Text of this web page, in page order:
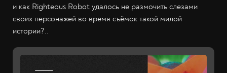
и как Righteous Robot удалось не размочить слезами
своих персонажей во время съёмок такой милой
истории?..